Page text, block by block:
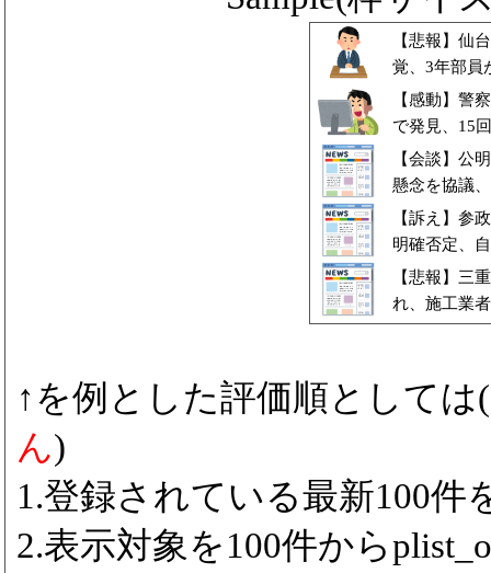
【悲報】仙
覚、3年部員
【感動】警
で発見、15
【会談】公
懸念を協議
【訴え】参
明確否定、
言及
【悲報】三
れ、施工業
↑を例とした評価順としては(
ん)
1.登録されている最新100件
2.表示対象を100件から